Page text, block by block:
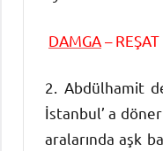
DAMGA–
2. Abdülhamit
İstanbul’ a
aralarında aşk